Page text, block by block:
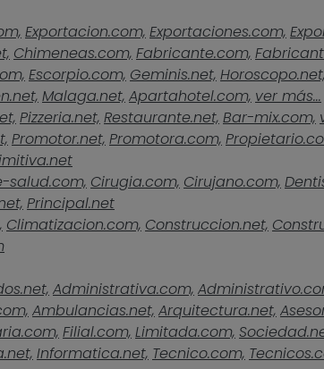
Exportacion.com, Exportaciones.com,
Chimeneas.com, Fabricante.com,
Escorpio.com, Geminis.net, Horoscopo.net,
Malaga.net, Apartahotel.com, ver más...
Pizzeria.net, Restaurante.net, Bar-mix.com,
Promotor.net, Promotora.com,
salud.com, Cirugia.com, Cirujano.com,
Principal.net
Climatizacion.com, Construccion.net,
Administrativa.com,
Ambulancias.net, Arquitectura.net,
Filial.com, Limitada.com,
Informatica.net, Tecnico.com,